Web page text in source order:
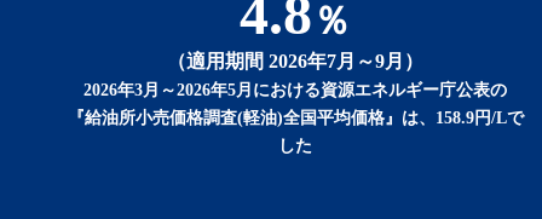
4.8％
（適用期間 2026年7月～9月）
2026年3月～2026年5月における資源エネルギー庁公表の
『給油所小売価格調査(軽油)全国平均価格』は、158.9円/Lで
した